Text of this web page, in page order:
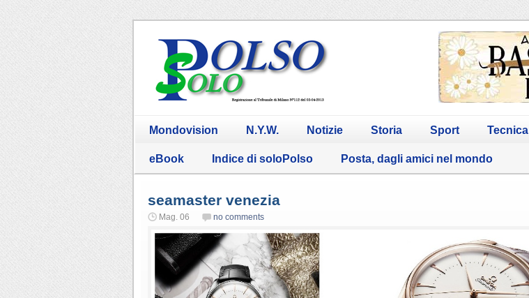
Mondovision N.Y.W. Notizie Storia Sport Tecnica
eBook Indice di soloPolso Posta, dagli amici nel mondo
seamaster venezia
Mag. 06 no comments